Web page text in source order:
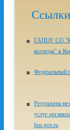
Ссылки
ГАПОУ СО
колледж" в
Федеральный
Результаты
услуг
bus.gov.ru